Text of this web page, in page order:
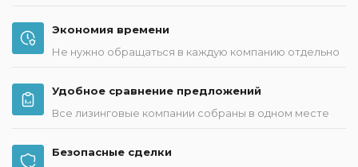
Экономия времени
Не нужно обращаться в каждую компанию отдельно
Удобное сравнение предложений
Все лизинговые компании собраны в одном месте
Безопасные сделки